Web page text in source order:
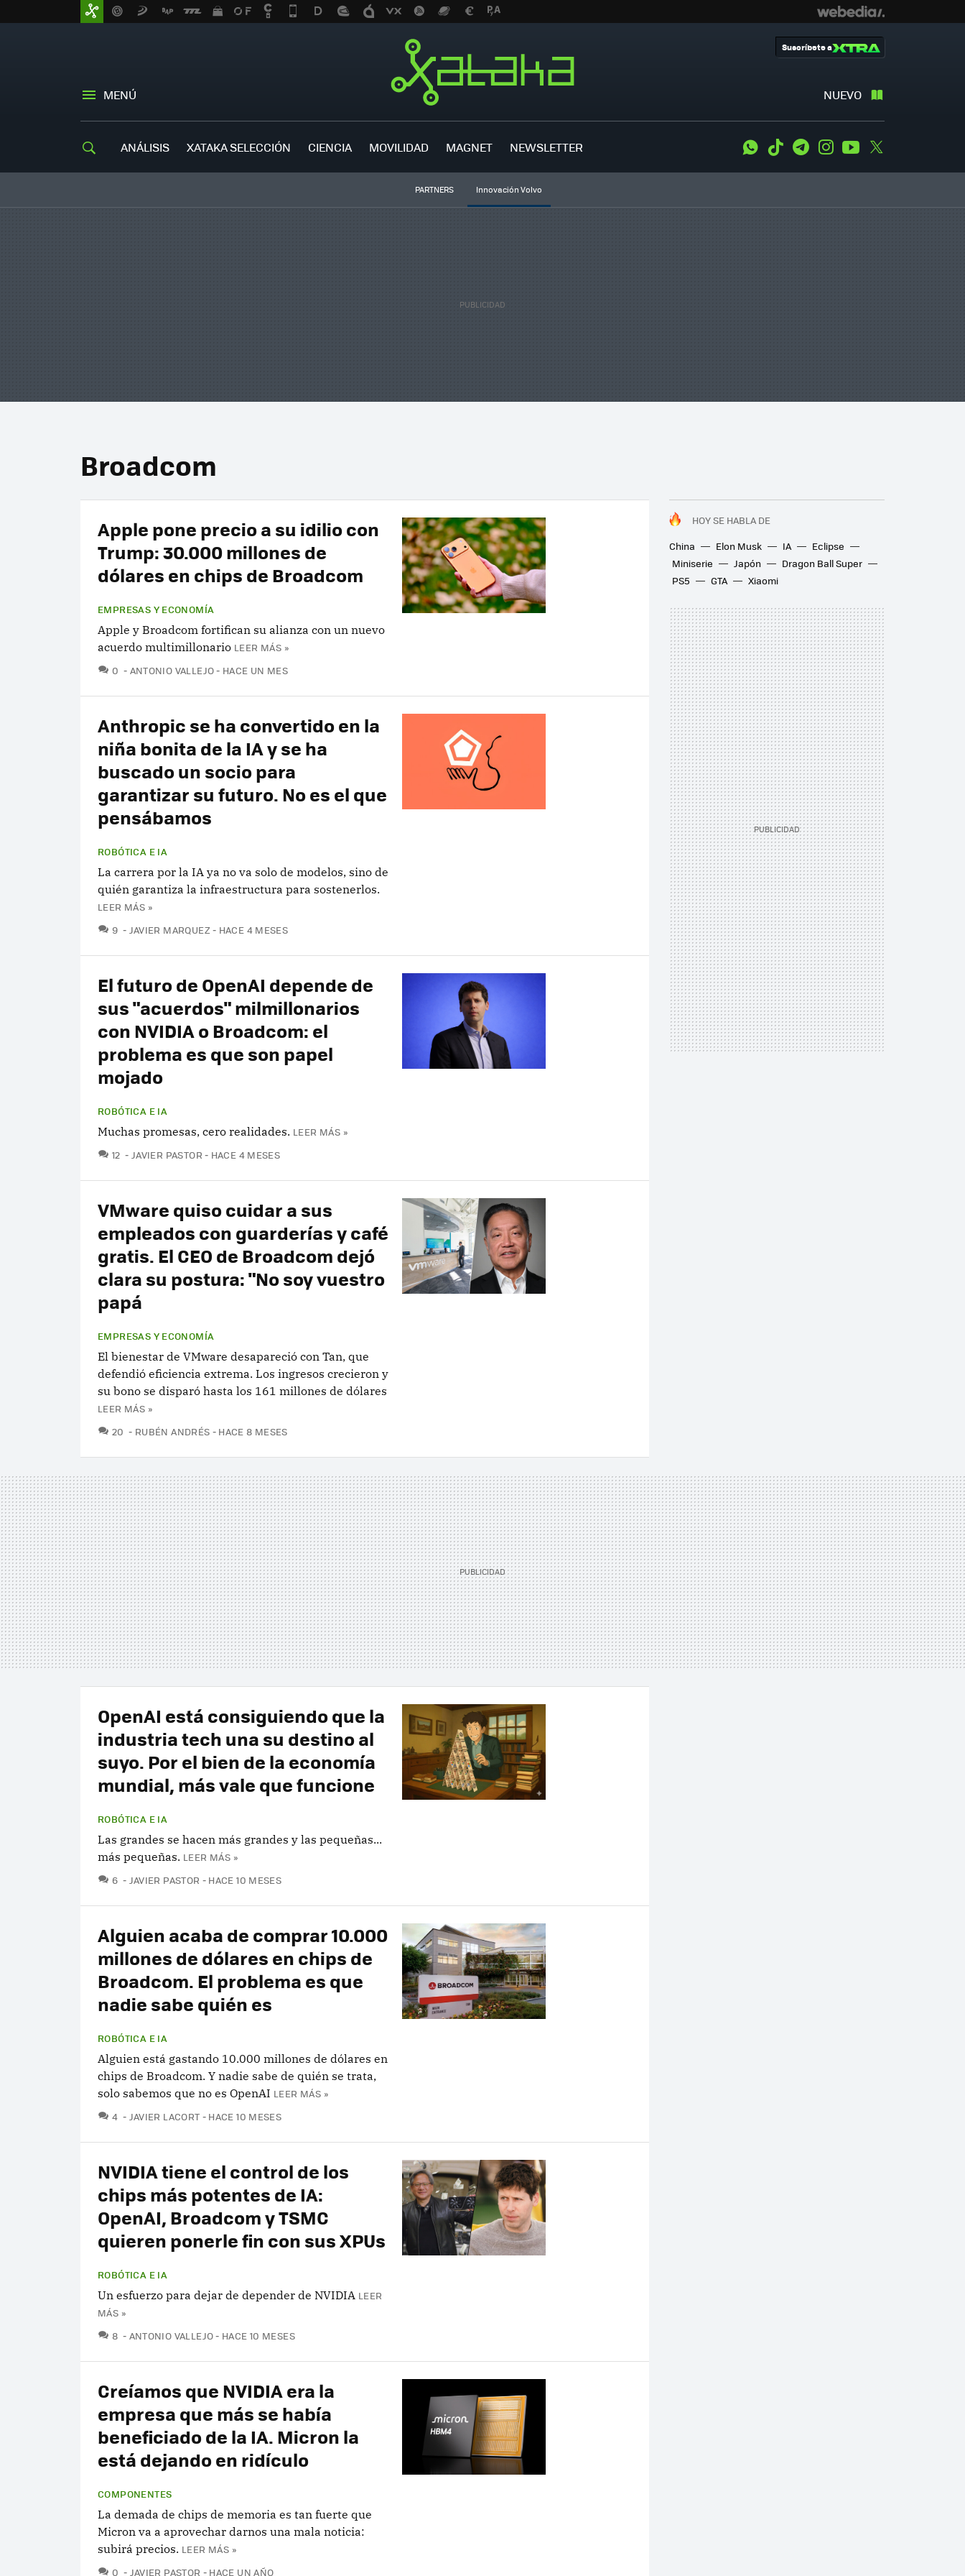
MENÚ NUEVO
Suscríbete a
ANÁLISIS XATAKA SELECCIÓN CIENCIA MOVILIDAD MAGNET NEWSLETTER WhatsApp
Tiktok TelegramInstagramYoutube
PARTNERS Innovación Volvo
Broadcom
HOY SE HABLA DE
China
Elon Musk IA
Eclipse
Miniserie
Japón
Dragon Ball Super
PS5
GTA Xiaomi
Apple pone precio a su idilio con
Trump: 30.000 millones de
dólares en chips de Broadcom
EMPRESAS Y ECONOMÍA
Apple y Broadcom fortifican su alianza con un nuevo
acuerdo multimillonario LEER MÁS »
0 COMENTARIOS
ANTONIO VALLEJO HACE UN MES
Anthropic se ha convertido en la
niña bonita de la IA y se ha
buscado un socio para
garantizar su futuro. No es el que
pensábamos
ROBÓTICA E IA
La carrera por la IA ya no va solo de modelos, sino de
quién garantiza la infraestructura para sostenerlos.
LEER MÁS »
9 COMENTARIOS
JAVIER MARQUEZ HACE 4 MESES
El futuro de OpenAI depende de
sus "acuerdos" milmillonarios
con NVIDIA o Broadcom: el
problema es que son papel
mojado
ROBÓTICA E IA
Muchas promesas, cero realidades. LEER MÁS »
12 COMENTARIOS
JAVIER PASTOR HACE 4 MESES
VMware quiso cuidar a sus
empleados con guarderías y café
gratis. El CEO de Broadcom dejó
clara su postura: "No soy vuestro
papá
EMPRESAS Y ECONOMÍA
El bienestar de VMware desapareció con Tan, que
defendió eficiencia extrema. Los ingresos crecieron y
su bono se disparó hasta los 161 millones de dólares
LEER MÁS »
20 COMENTARIOS
RUBÉN ANDRÉS HACE 8 MESES
OpenAI está consiguiendo que la
industria tech una su destino al
suyo. Por el bien de la economía
mundial, más vale que funcione
ROBÓTICA E IA
Las grandes se hacen más grandes y las pequeñas...
más pequeñas. LEER MÁS »
6 COMENTARIOS
JAVIER PASTOR HACE 10 MESES
Alguien acaba de comprar 10.000
millones de dólares en chips de
Broadcom. El problema es que
nadie sabe quién es
ROBÓTICA E IA
Alguien está gastando 10.000 millones de dólares en
chips de Broadcom. Y nadie sabe de quién se trata,
solo sabemos que no es OpenAI LEER MÁS »
4 COMENTARIOS
JAVIER LACORT HACE 10 MESES
NVIDIA tiene el control de los
chips más potentes de IA:
OpenAI, Broadcom y TSMC
quieren ponerle fin con sus XPUs
ROBÓTICA E IA
Un esfuerzo para dejar de depender de NVIDIA LEER
MÁS »
8 COMENTARIOS
ANTONIO VALLEJO HACE 10 MESES
Creíamos que NVIDIA era la
empresa que más se había
beneficiado de la IA. Micron la
está dejando en ridículo
COMPONENTES
La demada de chips de memoria es tan fuerte que
Micron va a aprovechar darnos una mala noticia:
subirá precios. LEER MÁS »
0 COMENTARIOS
JAVIER PASTOR HACE UN AÑO